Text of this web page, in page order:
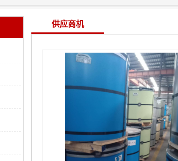
供应商机